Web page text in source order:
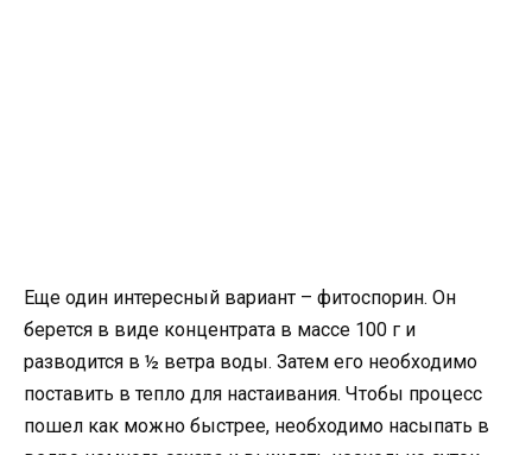
Еще один интересный вариант – фитоспорин. Он
берется в виде концентрата в массе 100 г и
разводится в ½ ветра воды. Затем его необходимо
поставить в тепло для настаивания. Чтобы процесс
пошел как можно быстрее, необходимо насыпать в